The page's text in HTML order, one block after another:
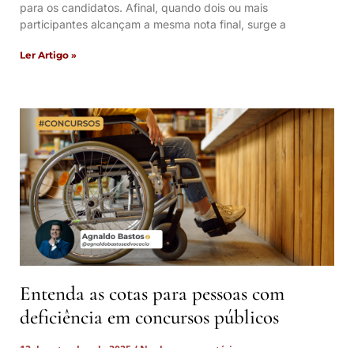
para os candidatos. Afinal, quando dois ou mais
participantes alcançam a mesma nota final, surge a
Ler Artigo »
Entenda as cotas para pessoas com
deficiência em concursos públicos